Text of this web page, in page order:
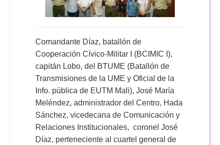
Comandante Díaz, batallón de
Cooperación Cívico-Militar I (BCIMIC I),
capitán Lobo, del BTUME (Batallón de
Transmisiones de la UME y Oficial de la
Info. pública de EUTM Mali), José María
Meléndez, administrador del Centro, Hada
Sánchez, vicedecana de Comunicación y
Relaciones Institucionales, coronel José
Díaz, perteneciente al cuartel general de